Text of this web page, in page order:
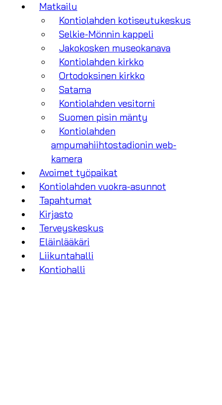
Matkailu
Kontiolahden kotiseutukeskus
Selkie-Mönnin kappeli
Jakokosken museokanava
Kontiolahden kirkko
Ortodoksinen kirkko
Satama
Kontiolahden vesitorni
Suomen pisin mänty
Kontiolahden
ampumahiihtostadionin web-
kamera
Avoimet työpaikat
Kontiolahden vuokra-asunnot
Tapahtumat
Kirjasto
Terveyskeskus
Eläinlääkäri
Liikuntahalli
Kontiohalli